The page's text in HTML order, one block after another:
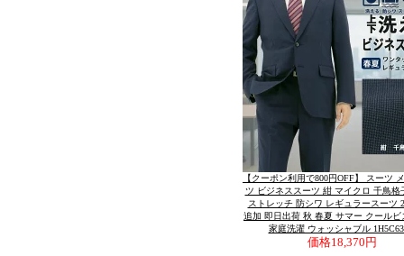
【クーポン利用で800円OFF】 スーツ
ツ ビジネススーツ 紺 マイクロ 千鳥格
ストレッチ 防シワ レギュラースーツ
追加 即日出荷 秋 春夏 サマー クールビ
家庭洗濯 ウォッシャブル
価格18,370円